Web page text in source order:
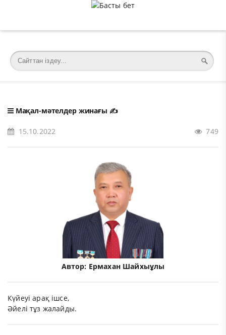
Мақал-мәтелдер жинағы ✍️
15.10.2022 749
Автор: Ермахан Шайхыұлы
Күйеуі арақ ішсе,
Әйелі тұз жалайды.